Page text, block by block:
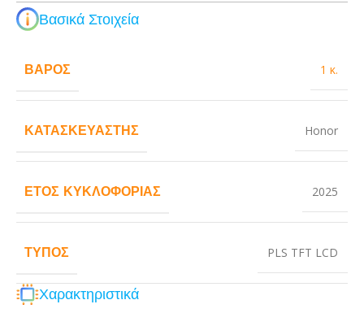
Βασικά Στοιχεία
ΒΆΡΟΣ 1 κ.
ΚΑΤΑΣΚΕΥΑΣΤΉΣ Honor
ΈΤΟΣ ΚΥΚΛΟΦΟΡΊΑΣ 2025
ΤΎΠΟΣ PLS TFT LCD
Χαρακτηριστικά